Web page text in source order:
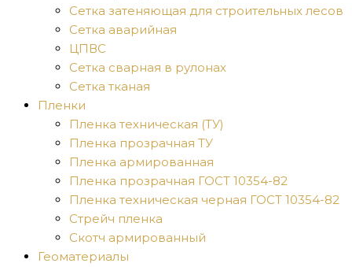
Сетка затеняющая для строительных лесов
Сетка аварийная
ЦПВС
Сетка сварная в рулонах
Сетка тканая
Пленки
Пленка техническая (ТУ)
Пленка прозрачная ТУ
Пленка армированная
Пленка прозрачная ГОСТ 10354-82
Пленка техническая черная ГОСТ 10354-82
Стрейч пленка
Скотч армированный
Геоматериалы